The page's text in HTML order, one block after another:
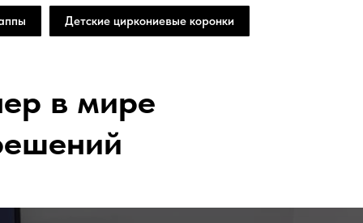
Детские циркониевые коронки
в мире